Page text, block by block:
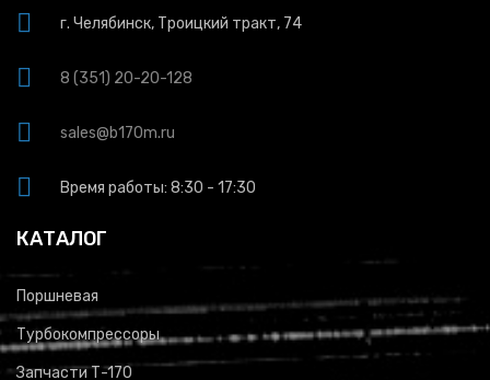
г. Челябинск, Троицкий тракт, 74
8 (351) 20-20-128
sales@b170m.ru
Время работы: 8:30 - 17:30
КАТАЛОГ
Поршневая
Турбокомпрессоры
Запчасти Т-170